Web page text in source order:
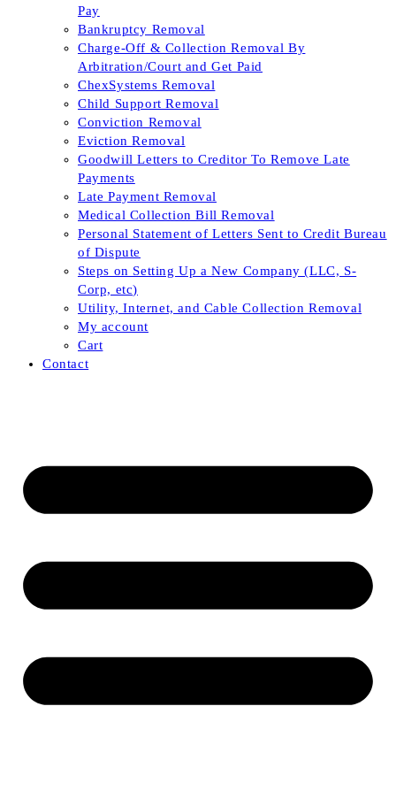
Pay
Bankruptcy Removal
Charge-Off & Collection Removal By
Arbitration/Court and Get Paid
ChexSystems Removal
Child Support Removal
Conviction Removal
Eviction Removal
Goodwill Letters to Creditor To Remove Late
Payments
Late Payment Removal
Medical Collection Bill Removal
Personal Statement of Letters Sent to Credit Bureau
of Dispute
Steps on Setting Up a New Company (LLC, S-
Corp, etc)
Utility, Internet, and Cable Collection Removal
My account
Cart
Contact